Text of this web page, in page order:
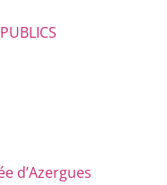
d’Azergues